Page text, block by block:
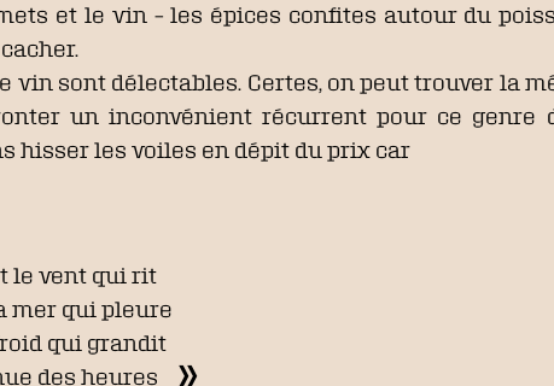
et le vin – les épices confites autour du
vin sont délectables. Certes, on peut trouver la
un inconvénient récurrent pour ce genre
hisser les voiles en dépit du prix car
le vent qui rit
mer qui pleure
qui grandit
des heures